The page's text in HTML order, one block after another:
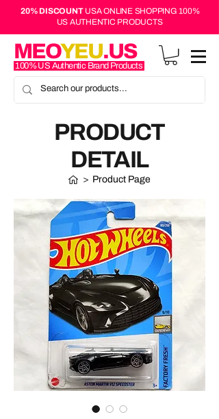
20% DISCOUNTUSA ONLINE SHOPPING 100%
US AUTHENTIC PRODUCTS
MEOYEU.US
100% US Authentic Brand Products
PRODUCT
DETAIL
> Product Page